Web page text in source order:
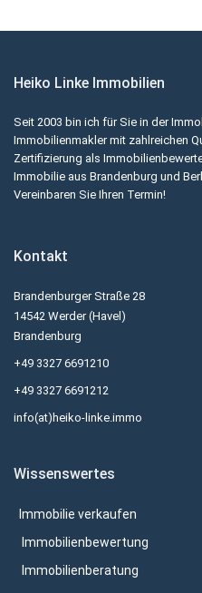
Heiko Linke Immobilien
Seit 2003 bin ich für Sie in der
Immobilienmakler mit zahlreichen
Zertifizierung als
Immobilie aus Brandenburg und
Vereinbaren Sie Ihren Termin!
Kontakt
Brandenburger Straße 28
14542 Werder (Havel)
Brandenburg
+49 3327 6691210
+49 3327 6691212
info(at)heiko-linke.immo
Wissenswertes
Immobilie verkaufen
Immobilienbewertung
Immobilienberatung